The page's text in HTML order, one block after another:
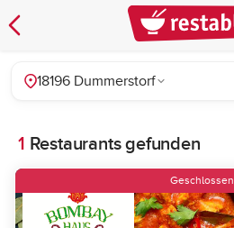
18196 Dummerstorf
1 Restaurants gefunden
Geschlossen